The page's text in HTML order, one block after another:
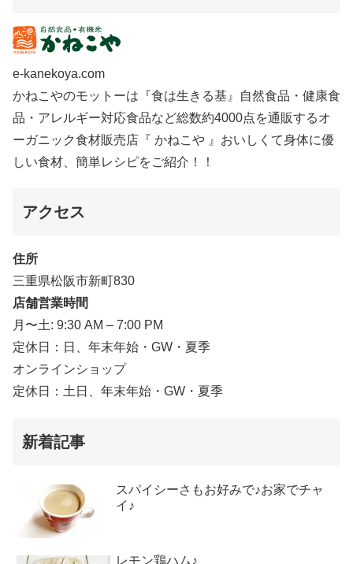
e-kanekoya.com
かねこやのモットーは『食は生きる基』自然食品・健康食
品・アレルギー対応食品など総数約4000点を通販するオ
ーガニック食材販売店『 かねこや 』おいしくて身体に優
しい食材、簡単レシピをご紹介！！
アクセス
住所
三重県松阪市新町830
店舗営業時間
月〜土: 9:30 AM – 7:00 PM
定休日：日、年末年始・GW・夏季
オンラインショップ
定休日：土日、年末年始・GW・夏季
新着記事
スパイシーさもお好みで♪お家でチャ
イ♪
レモン鶏ハム♪